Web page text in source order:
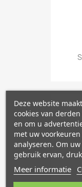
Deze website
cookies van
en om u
met uw
analyseren. Om
gebruik ervan,
Meer informatie